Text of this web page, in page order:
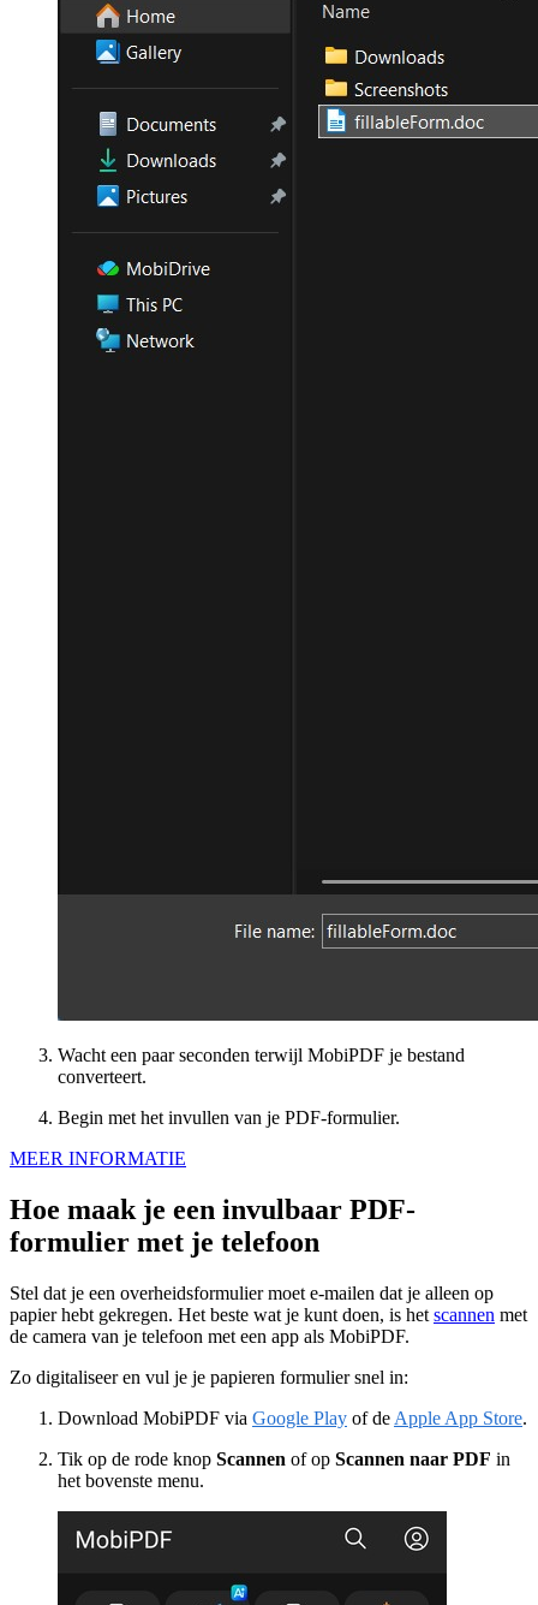
Wacht een paar seconden terwijl MobiPDF je bestand
converteert.
Begin met het invullen van je PDF-formulier.
MEER INFORMATIE
Hoe maak je een invulbaar PDF-
formulier met je telefoon
Stel dat je een overheidsformulier moet e-mailen dat je alleen op
papier hebt gekregen. Het beste wat je kunt doen, is het scannen met
de camera van je telefoon met een app als MobiPDF.
Zo digitaliseer en vul je je papieren formulier snel in:
Download MobiPDF via Google Play of de Apple App Store.
Tik op de rode knop Scannen of op Scannen naar PDF in
het bovenste menu.